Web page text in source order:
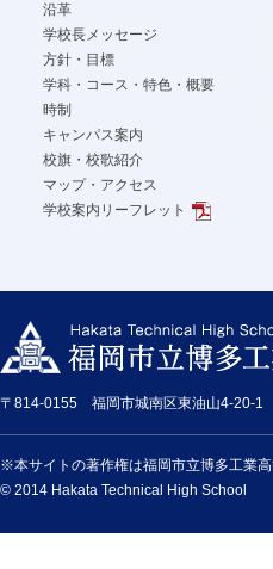
沿革
学校長メッセージ
方針・目標
学科・コース・特色・概要
時制
キャンパス案内
校旗・校歌紹介
マップ・アクセス
学校案内リーフレット
〒814-0155 福岡市城南区東油山4-
※本サイトの著作権は福岡市立博多工業
© 2014 Hakata Technical High School